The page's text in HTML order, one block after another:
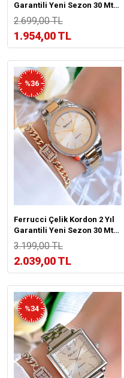
Garantili Yeni Sezon 30 Mt
Suya Dayanıklı Kadın Kol
Saati BFC.14215.01
2.699,00 TL
1.954,00 TL
%36
Ferrucci Çelik Kordon 2 Yıl
Garantili Yeni Sezon 30 Mt
Suya Dayanıklı Kadın Kol
Saati B.03412.M05X
3.199,00 TL
2.039,00 TL
%34